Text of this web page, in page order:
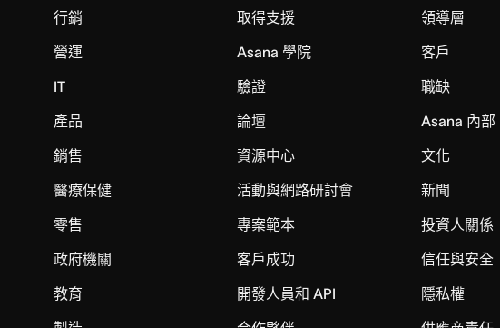
行銷
營運
IT
產品
銷售
醫療保健
零售
政府機關
教育
取得支援
Asana 學院
驗證
論壇
資源中心
活動與網路研討會
專案範本
客戶成功
開發人員和 API
領導層
客戶
職缺
Asana 內部
文化
新聞
投資人關係
信任與安全
隱私權